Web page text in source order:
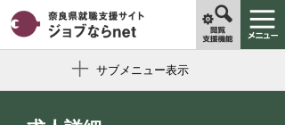
サブメニュー表示